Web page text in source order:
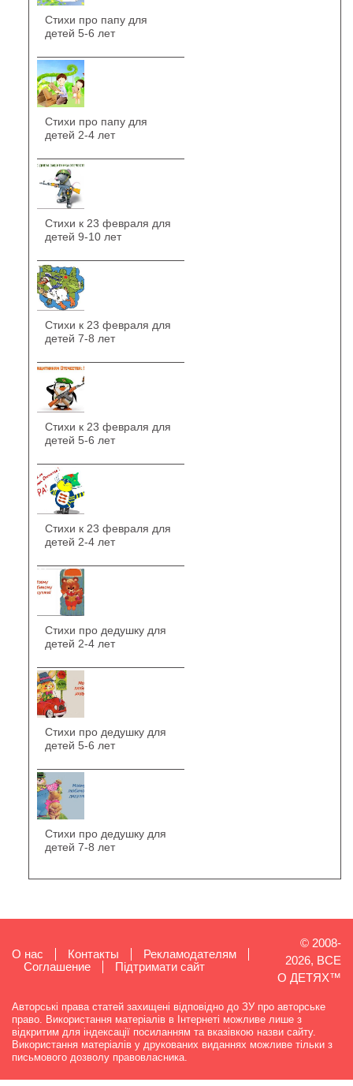
Стихи про папу для
детей 5-6 лет
Стихи про папу для
детей 2-4 лет
Стихи к 23 февраля для
детей 9-10 лет
Стихи к 23 февраля для
детей 7-8 лет
Стихи к 23 февраля для
детей 5-6 лет
Стихи к 23 февраля для
детей 2-4 лет
Стихи про дедушку для
детей 2-4 лет
Стихи про дедушку для
детей 5-6 лет
Стихи про дедушку для
детей 7-8 лет
О нас Контакты
Рекламодателям
Cоглашение
Підтримати сайт
© 2008-
2026, ВСЕ
О ДЕТЯХ™
Авторські права статей захищені відповідно до ЗУ про авторське
право. Використання матеріалів в Інтернеті можливе лише з
відкритим для індексації посиланням та вказівкою назви сайту.
Використання матеріалів у друкованих виданнях можливе тільки з
письмового дозволу правовласника.